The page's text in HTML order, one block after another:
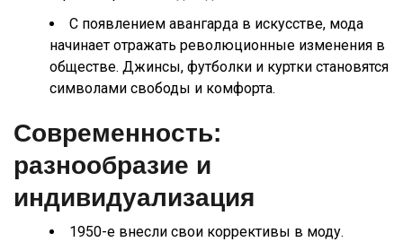
С появлением авангарда в искусстве, мода
начинает отражать революционные изменения в
обществе. Джинсы, футболки и куртки становятся
символами свободы и комфорта.
Современность:
разнообразие и
индивидуализация
1950-е внесли свои коррективы в моду.